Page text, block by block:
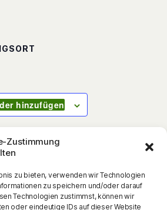
Zustimmung
zu bieten, verwenden wir Technologien
zu speichern und/oder darauf
Technologien zustimmst, können wir
oder eindeutige IDs auf dieser Website
hinzufügen
und aktualisierte
erfolgreichen Fußball-